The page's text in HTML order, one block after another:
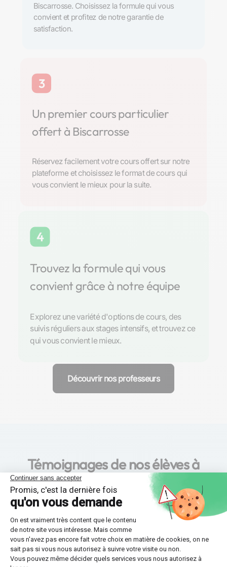
Biscarrosse. Choisissez la formule qui vous
convient et profitez de notre garantie de
satisfaction.
3
Un premier cours particulier
offert à Biscarrosse
Réservez facilement votre cours offert sur notre
plateforme et choisissez le format de cours qui
vous convient le mieux pour la suite.
4
Trouvez la formule qui vous
convient grâce à notre équipe
Explorez une variété d'options de cours, des
suivis réguliers aux stages intensifs, et trouvez ce
qui vous convient le mieux.
Découvrir nos professeurs
Témoignages de nos élèves à
Biscarrosse : laissez-vous
inspirer par leurs succès !